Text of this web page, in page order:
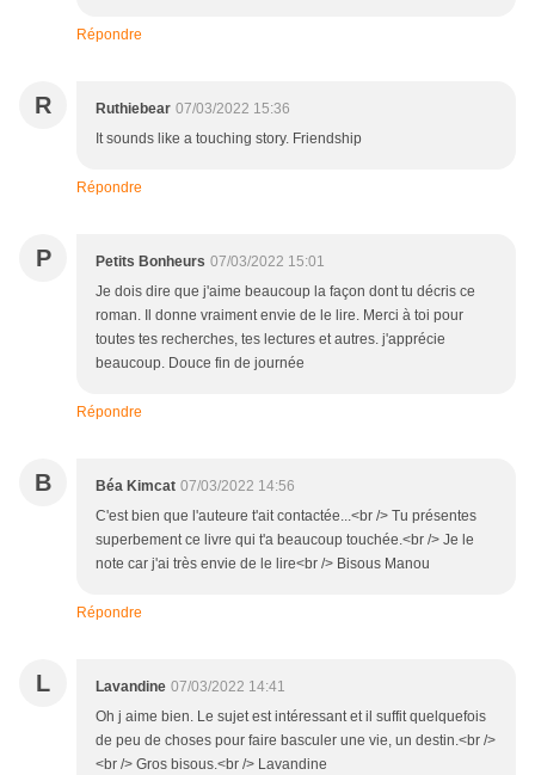
Répondre
R Ruthiebear 07/03/2022 15:36
It sounds like a touching story. Friendship
Répondre
P Petits Bonheurs 07/03/2022 15:01
Je dois dire que j'aime beaucoup la façon dont tu décris ce
roman. Il donne vraiment envie de le lire. Merci à toi pour
toutes tes recherches, tes lectures et autres. j'apprécie
beaucoup. Douce fin de journée
Répondre
B Béa Kimcat 07/03/2022 14:56
C'est bien que l'auteure t'ait contactée...<br /> Tu présentes
superbement ce livre qui t'a beaucoup touchée.<br /> Je le
note car j'ai très envie de le lire<br /> Bisous Manou
Répondre
L Lavandine 07/03/2022 14:41
Oh j aime bien. Le sujet est intéressant et il suffit quelquefois
de peu de choses pour faire basculer une vie, un destin.<br />
<br /> Gros bisous.<br /> Lavandine